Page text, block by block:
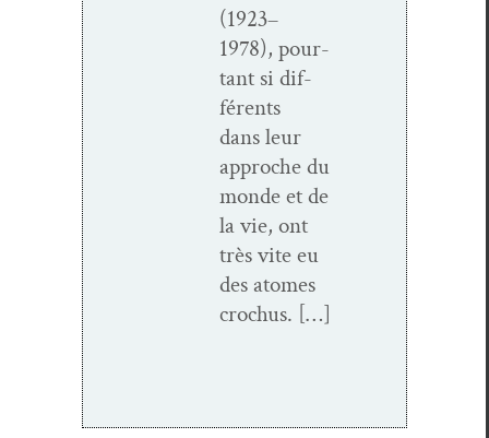
(1923–
1978), pour­
tant si dif­
férents
dans leur
approche du
monde et de
la vie, ont
très vite eu
des atom­es
crochus. […]